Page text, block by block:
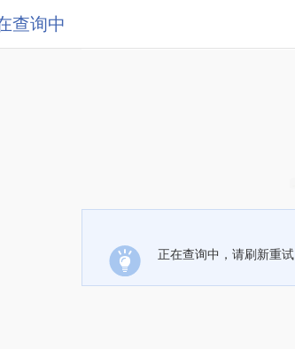
查询中
正在查询中，请刷新重试